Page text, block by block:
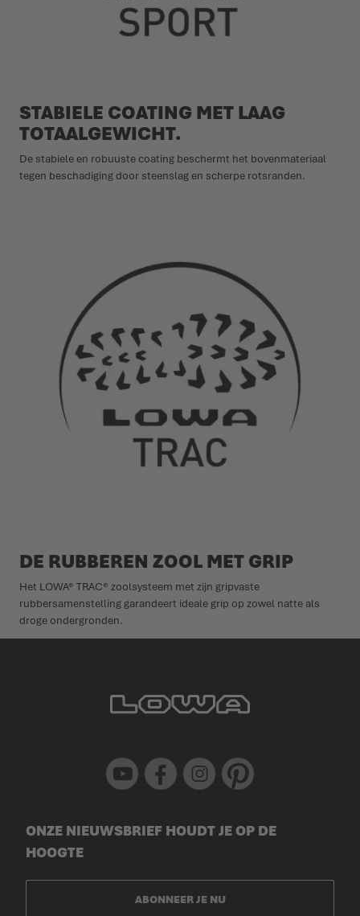
STABIELE COATING MET LAAG
TOTAALGEWICHT.
De stabiele en robuuste coating beschermt het bovenmateriaal
tegen beschadiging door steenslag en scherpe rotsranden.
DE RUBBEREN ZOOL MET GRIP
Het LOWA® TRAC® zoolsysteem met zijn gripvaste
rubbersamenstelling garandeert ideale grip op zowel natte als
droge ondergronden.
Youtube Facebook Instagram Pinterest
ONZE NIEUWSBRIEF HOUDT JE OP DE
HOOGTE
ABONNEER JE NU